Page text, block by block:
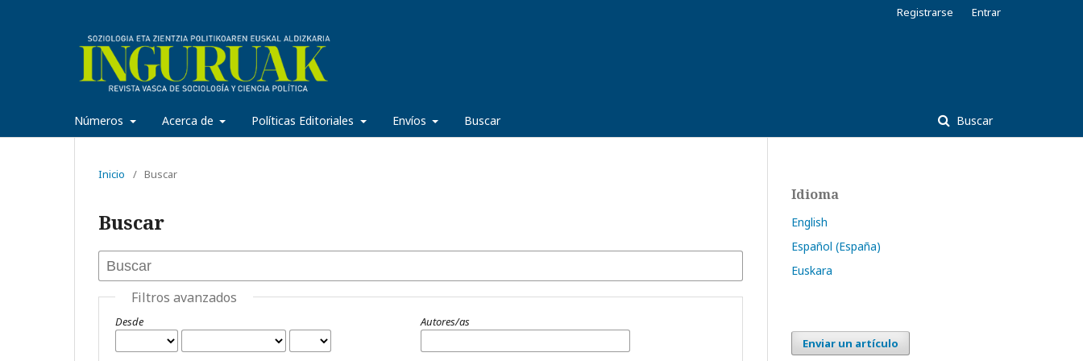
Números Acerca de Políticas Editoriales Envíos Buscar Buscar
Registrarse Entrar
Inicio / Buscar
Buscar
Filtros avanzados
Desde Autores/as
Idioma
English
Español (España)
Euskara
Enviar un artículo